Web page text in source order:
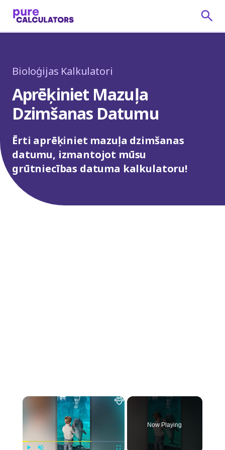
Bioloģijas Kalkulatori
Aprēķiniet Mazuļa
Dzimšanas Datumu
Ērti aprēķiniet mazuļa dzimšanas
datumu, izmantojot mūsu
grūtniecības datuma kalkulatoru!
×
Now Playing